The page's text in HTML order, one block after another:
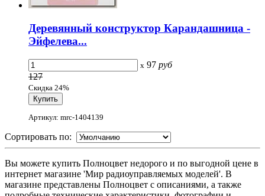
Деревянный конструктор Карандашница -
Эйфелева...
x 97 руб
127
Скидка 24%
Артикул: mrc-1404139
Сортировать по:
Вы можете купить Полноцвет недорого и по выгодной цене в
интернет магазине 'Мир радиоуправляемых моделей'. В
магазине представлены Полноцвет с описаниями, а также